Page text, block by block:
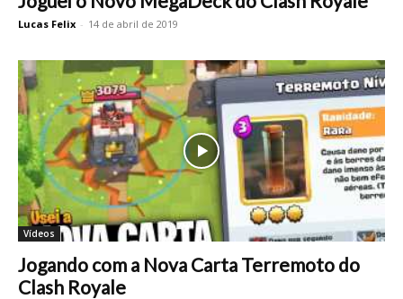
Lucas Felix - 14 de abril de 2019
Vídeos
Jogando com a Nova Carta Terremoto do
Clash Royale